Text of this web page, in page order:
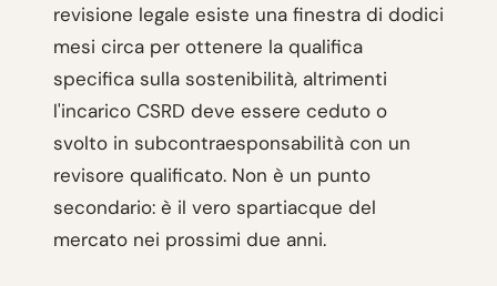
revisione legale esiste una finestra di dodici
mesi circa per ottenere la qualifica
specifica sulla sostenibilità, altrimenti
l'incarico CSRD deve essere ceduto o
svolto in subcontraesponsabilità con un
revisore qualificato. Non è un punto
secondario: è il vero spartiacque del
mercato nei prossimi due anni.